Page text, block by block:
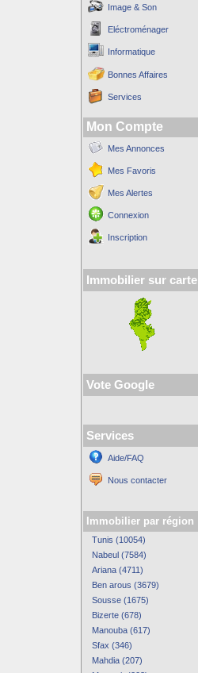
Image & Son
Eléctroménager
Informatique
Bonnes Affaires
Services
Mon Compte
Mes Annonces
Mes Favoris
Mes Alertes
Connexion
Inscription
Immobilier sur carte
Vote Google
Services
Aide/FAQ
Nous contacter
Immobilier par région
Tunis (10054)
Nabeul (7584)
Ariana (4711)
Ben arous (3679)
Sousse (1675)
Bizerte (678)
Manouba (617)
Sfax (346)
Mahdia (207)